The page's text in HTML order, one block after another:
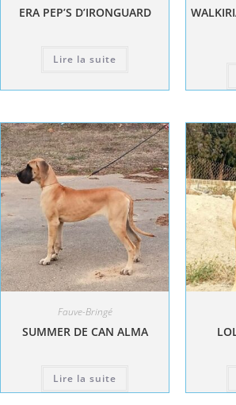
ERA PEP’S D’IRONGUARD
Lire la suite
Fauve-Bringé
SUMMER DE CAN ALMA
Lire la suite